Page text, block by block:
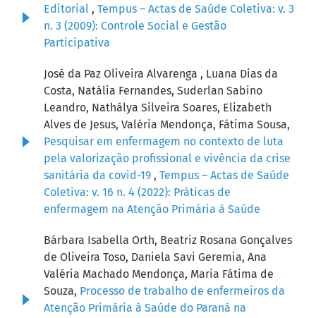
Editorial , Tempus – Actas de Saúde Coletiva: v. 3
n. 3 (2009): Controle Social e Gestão
Participativa
José da Paz Oliveira Alvarenga , Luana Dias da
Costa, Natália Fernandes, Suderlan Sabino
Leandro, Nathálya Silveira Soares, Elizabeth
Alves de Jesus, Valéria Mendonça, Fátima Sousa,
Pesquisar em enfermagem no contexto de luta
pela valorização profissional e vivência da crise
sanitária da covid-19 , Tempus – Actas de Saúde
Coletiva: v. 16 n. 4 (2022): Práticas de
enfermagem na Atenção Primária à Saúde
Bárbara Isabella Orth, Beatriz Rosana Gonçalves
de Oliveira Toso, Daniela Savi Geremia, Ana
Valéria Machado Mendonça, Maria Fátima de
Souza, Processo de trabalho de enfermeiros da
Atenção Primária à Saúde do Paraná na